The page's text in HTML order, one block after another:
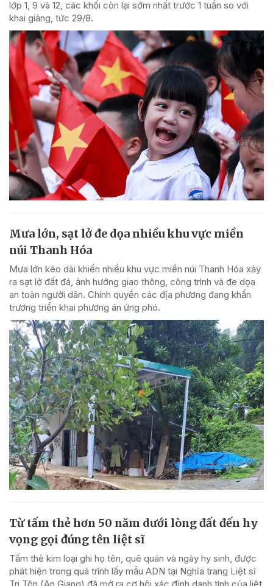
lớp 1, 9 và 12, các khối còn lại sớm nhất trước 1 tuần so với
khai giảng, tức 29/8.
Mưa lớn, sạt lở đe dọa nhiều khu vực miền
núi Thanh Hóa
Mưa lớn kéo dài khiến nhiều khu vực miền núi Thanh Hóa xảy
ra sạt lở đất đá, ảnh hưởng giao thông, công trình và đe dọa
an toàn người dân. Chính quyền các địa phương đang khẩn
trương triển khai phương án ứng phó.
Từ tấm thẻ hơn 50 năm dưới lòng đất đến hy
vọng gọi đúng tên liệt sĩ
Tấm thẻ kim loại ghi họ tên, quê quán và ngày hy sinh, được
phát hiện trong quá trình lấy mẫu ADN tại Nghĩa trang Liệt sĩ